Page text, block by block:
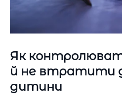
Як
й не втратити
дитини